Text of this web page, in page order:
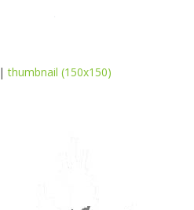
|thumbnail (150x150)